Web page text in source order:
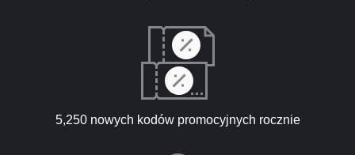
5,250 nowych kodów promocyjnych rocznie